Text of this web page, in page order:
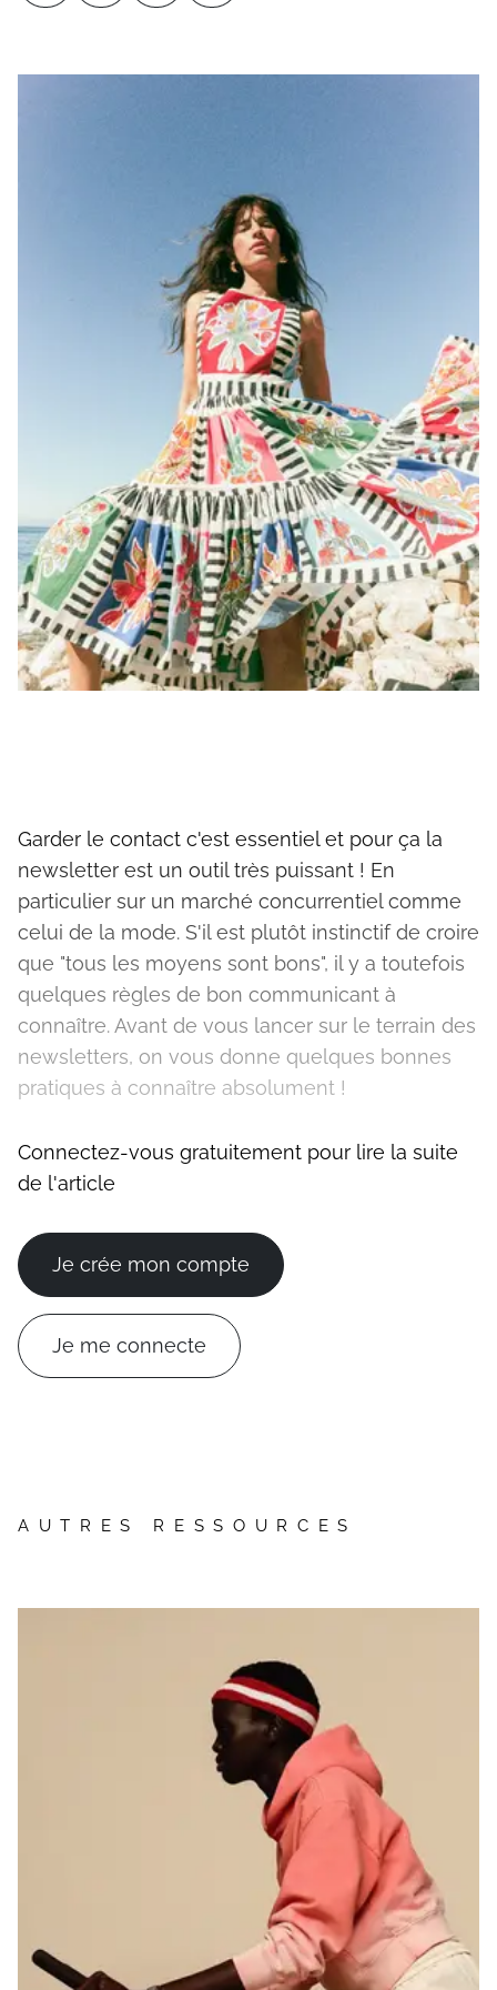
Garder le contact c'est essentiel et pour ça la
newsletter est un outil très puissant ! En
particulier sur un marché concurrentiel comme
celui de la mode. S'il est plutôt instinctif de croire
que "tous les moyens sont bons", il y a toutefois
quelques règles de bon communicant à
connaître. Avant de vous lancer sur le terrain des
newsletters, on vous donne quelques bonnes
pratiques à connaître absolument !
Connectez-vous gratuitement pour lire la suite
de l'article
Je crée mon compte
Je me connecte
AUTRES RESSOURCES